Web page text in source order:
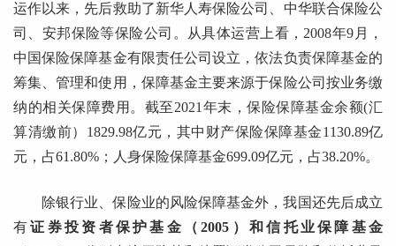
运作以来，先后救助了新华人寿保险公司、中华联合保险公
司、安邦保险等保险公司。从具体运营上看，2008年9月，
中国保险保障基金有限责任公司设立，依法负责保障基金的
筹集、管理和使用，保障基金主要来源于保险公司按业务缴
纳的相关保障费用。截至2021年末，保险保障基金余额(汇
算清缴前）1829.98亿元，其中财产保险保障基金1130.89亿
元，占61.80%；人身保险保障基金699.09亿元，占38.20%。
除银行业、保险业的风险保障基金外，我国还先后成立
有证券投资者保护基金（2005）和信托业保障基金